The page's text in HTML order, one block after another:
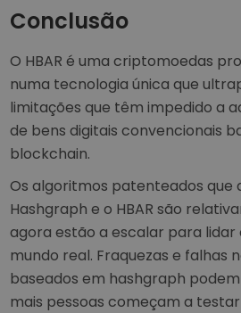
Conclusão
O HBAR é uma criptomoedas
numa tecnologia única que
limitações que têm impedido a
de bens digitais convencionais
blockchain.
Os algoritmos patenteados que
Hashgraph e o HBAR são
agora estão a escalar para
mundo real. Fraquezas e falhas
baseados em hashgraph
mais pessoas começam a